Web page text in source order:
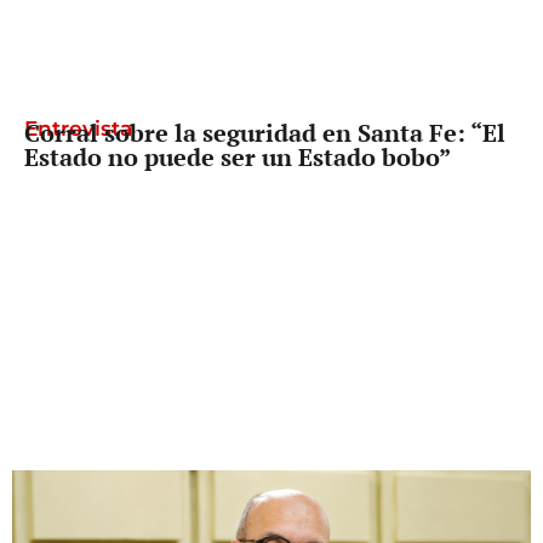
Entrevista
Corral sobre la seguridad en Santa Fe: “El
Estado no puede ser un Estado bobo”